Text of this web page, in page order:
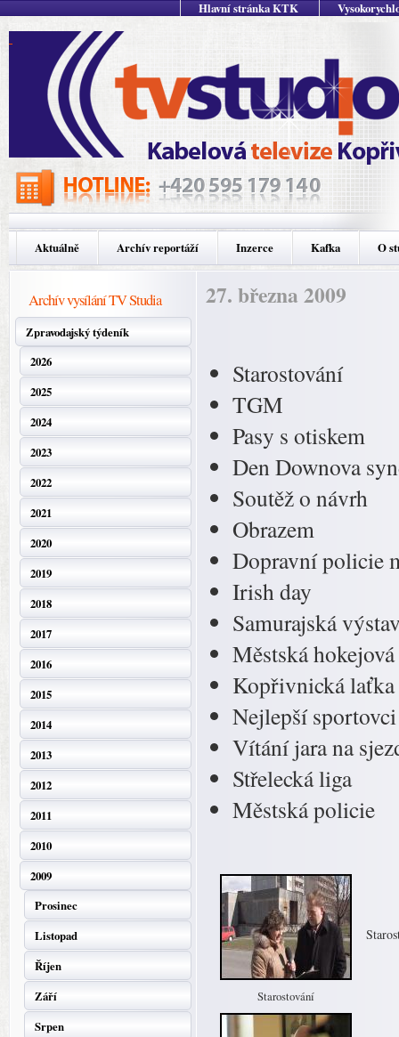
Hlavní stránka KTK
Aktuálně Archív reportáží Inzerce Kafka O
Archív vysílání TV Studia
Zpravodajský týdeník
2026
2025
2024
2023
2022
2021
2020
2019
2018
2017
2016
2015
2014
2013
2012
2011
2010
2009
Prosinec
Listopad
Říjen
Září
Srpen
27. března 2009
Starostování
TGM
Pasy s otiskem
Den Downova
Soutěž o návrh
Obrazem
Dopravní policie
Irish day
Samurajská
Městská
Kopřivnická laťka
Nejlepší
Vítání jara na
Střelecká liga
Městská policie
Starostování